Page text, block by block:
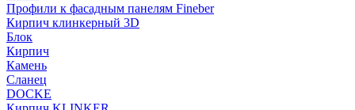
Профили к фасадным панелям Fineber
Кирпич клинкерный 3D
Блок
Кирпич
Камень
Сланец
DOCKE